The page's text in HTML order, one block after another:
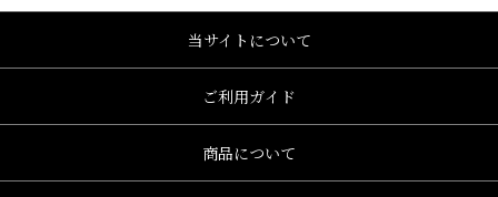
当サイトについて
ご利用ガイド
商品について